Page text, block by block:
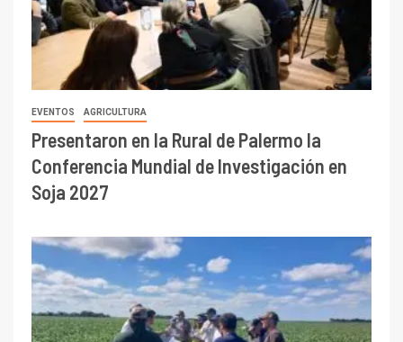
EVENTOS AGRICULTURA
Presentaron en la Rural de Palermo la
Conferencia Mundial de Investigación en
Soja 2027